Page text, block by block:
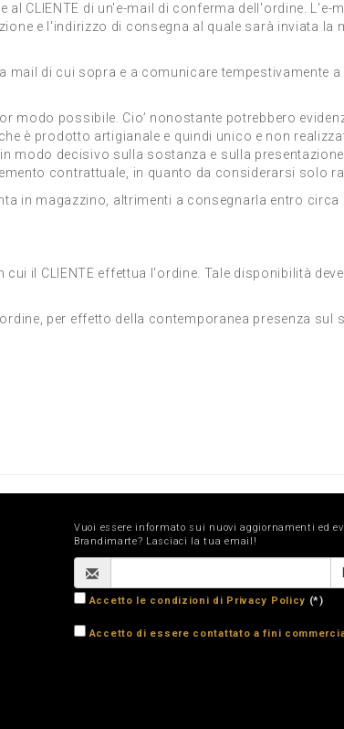
CLIENTE di un'e-mail di conferma dell'ordine. L'e-
e l'indirizzo di consegna al quale sarà inviata la
mail di cui sopra e a comunicare tempestivamente
modo possibile. Cio’ nonostante potrebbero
è prodotto artigianale e quindi unico e non
decisivo sulla sostanza e sulla presentazione
contrattuale, in quanto da considerarsi solo
in magazzino, altrimenti a consegnarla entro circa
il CLIENTE effettua l'ordine. Tale disponibilità
per effetto della contemporanea presenza sul
Vuoi essere informato sui nuovi aggiornamenti ed
Brandimarte? Lasciaci la tua email!
Accetto le condizioni di Privacy Policy (*)
Accetto di essere contattato a fini